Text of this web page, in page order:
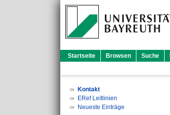
Startseite Browsen Suche
Kontakt
ERef Leitlinien
Neueste Einträge